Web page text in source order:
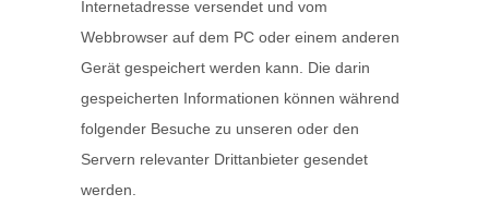
Internetadresse versendet und vom
Webbrowser auf dem PC oder einem anderen
Gerät gespeichert werden kann. Die darin
gespeicherten Informationen können während
folgender Besuche zu unseren oder den
Servern relevanter Drittanbieter gesendet
werden.